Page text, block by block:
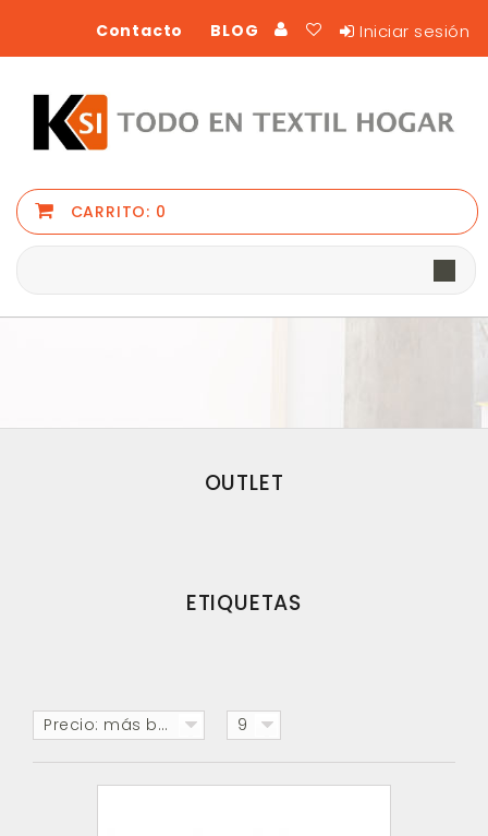
Iniciar sesión
BLOG
Contacto
CARRITO: 0
OUTLET
ETIQUETAS
Precio: más baratos primero 9